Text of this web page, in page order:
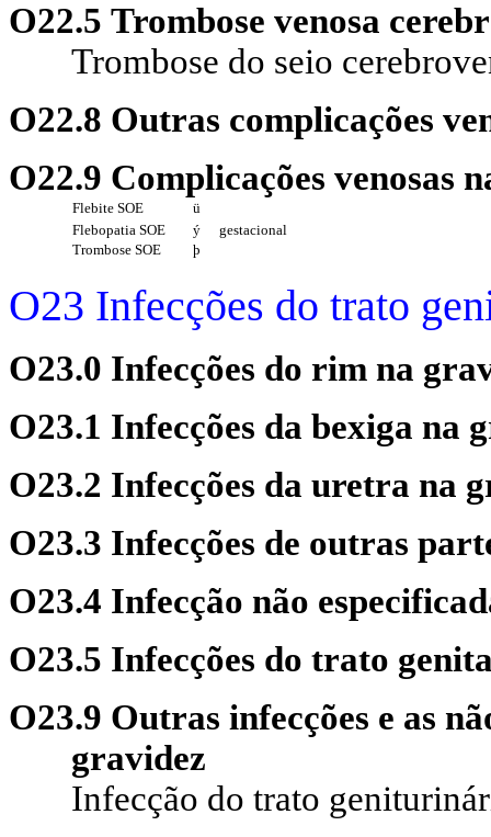
O22.5 Trombose venosa
Trombose do seio
O22.8 Outras complicações
O22.9 Complicações venosas
Flebite SOE
ü
Flebopatia SOE
ý
gestacional
Trombose SOE
þ
O23 Infecções do trato
O23.0 Infecções do rim na
O23.1 Infecções da bexiga na
O23.2 Infecções da uretra na
O23.3 Infecções de outras
O23.4 Infecção não
O23.5 Infecções do trato
O23.9 Outras infecções e as
gravidez
Infecção do trato